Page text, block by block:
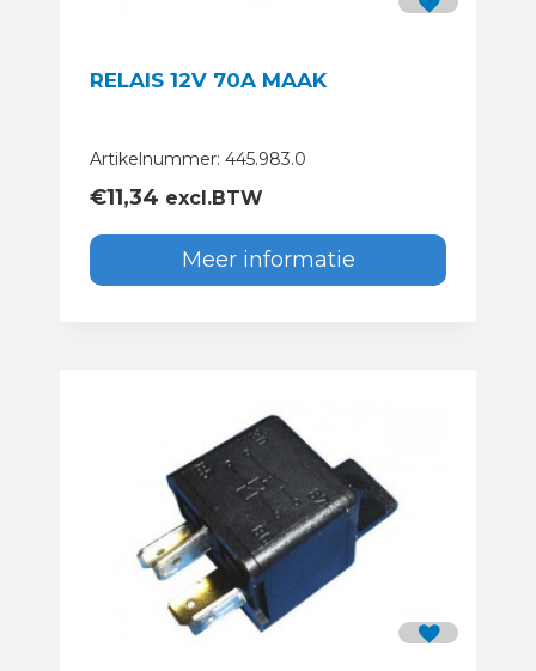
RELAIS 12V 70A MAAK
Artikelnummer: 445.983.0
€11,34 excl.BTW
Meer informatie